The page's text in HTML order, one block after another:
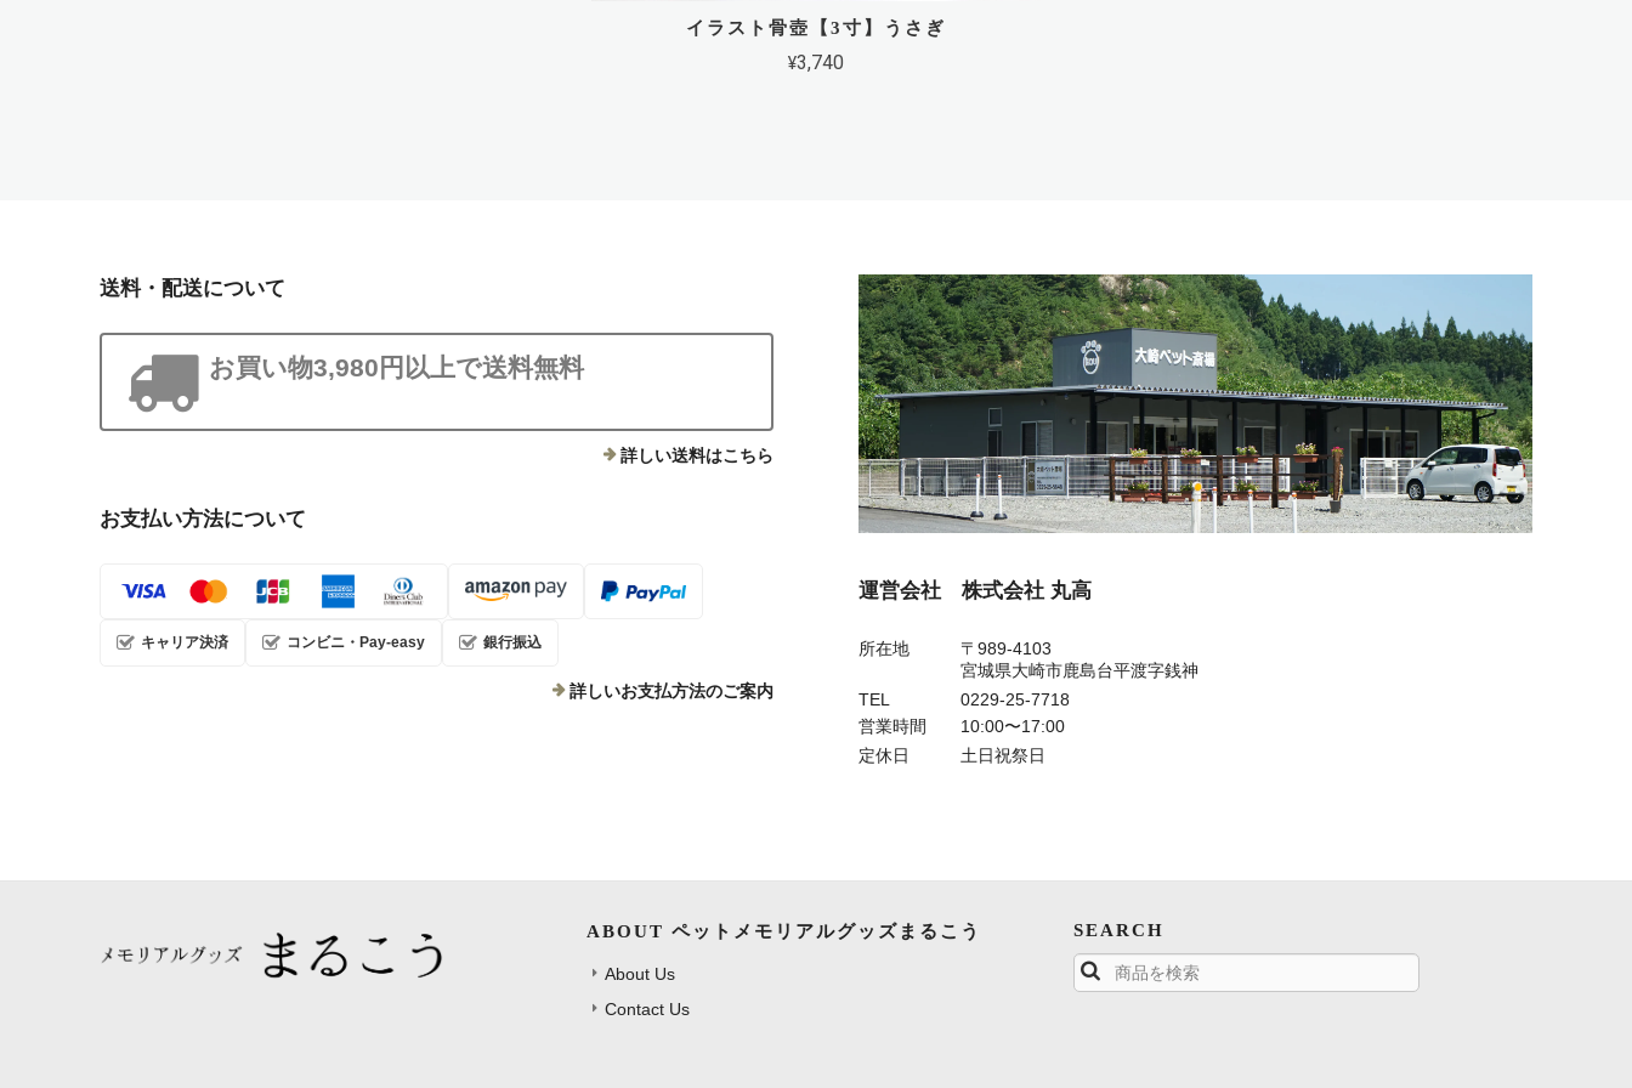
イラスト骨壺【3寸】うさぎ
¥3,740
送料・配送について
お買い物3,980円以上で送料無料
詳しい送料はこちら
お支払い方法について
キャリア決済 コンビニ・Pay-easy 銀行振込
詳しいお支払方法のご案内
運営会社 株式会社 丸高
所在地
〒989-4103
宮城県大崎市鹿島台平渡字銭神
TEL
0229-25-7718
営業時間
10:00〜17:00
定休日
土日祝祭日
ABOUT ペットメモリアルグッズまるこう
About Us
Contact Us
SEARCH